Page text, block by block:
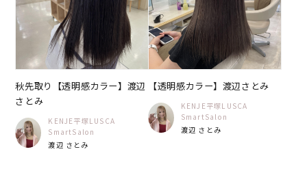
秋先取り【透明感カラー】渡辺
さとみ
KENJE平塚LUSCA
SmartSalon
渡辺 さとみ
【透明感カラー】渡辺さとみ
KENJE平塚LUSCA
SmartSalon
渡辺 さとみ